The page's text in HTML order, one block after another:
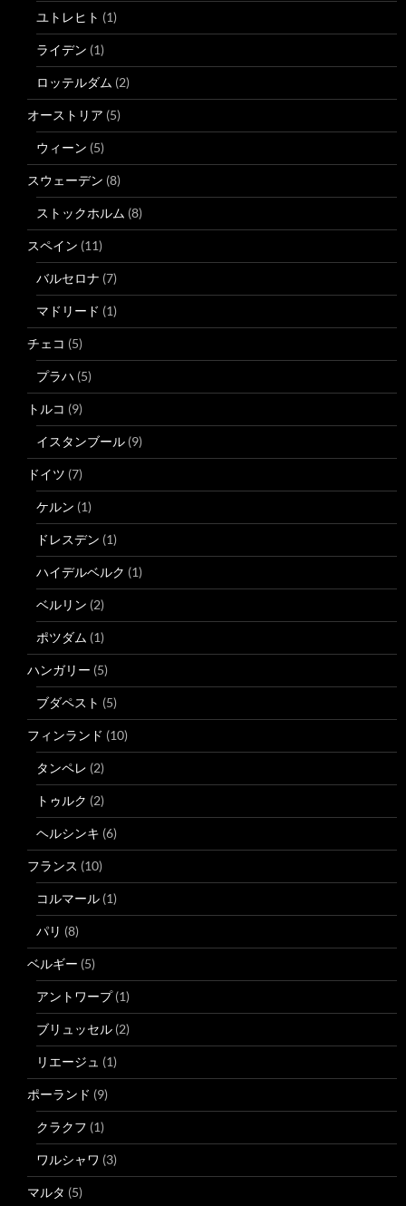
ユトレヒト (1)
ライデン (1)
ロッテルダム (2)
オーストリア (5)
ウィーン (5)
スウェーデン (8)
ストックホルム (8)
スペイン (11)
バルセロナ (7)
マドリード (1)
チェコ (5)
プラハ (5)
トルコ (9)
イスタンブール (9)
ドイツ (7)
ケルン (1)
ドレスデン (1)
ハイデルベルク (1)
ベルリン (2)
ポツダム (1)
ハンガリー (5)
ブダペスト (5)
フィンランド (10)
タンペレ (2)
トゥルク (2)
ヘルシンキ (6)
フランス (10)
コルマール (1)
パリ (8)
ベルギー (5)
アントワープ(1)
ブリュッセル (2)
リエージュ (1)
ポーランド (9)
クラクフ (1)
ワルシャワ (3)
マルタ (5)